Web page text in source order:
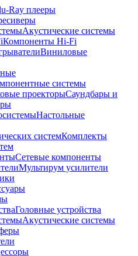
Ray плееры
Акустические системы
Компоненты Hi-Fi
Виниловые
системы
проекторыСаундбары и
Настольные
системКомплекты
Сетевые компоненты
Мультирум усилители
Головные устройства
Акустические системы